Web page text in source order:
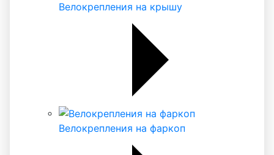
Велокрепления на крышу
Велокрепления на фаркоп